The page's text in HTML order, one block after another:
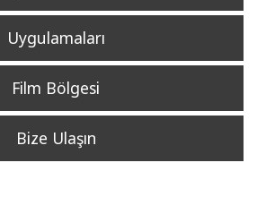
Uygulamaları
Film Bölgesi
Bize Ulaşın